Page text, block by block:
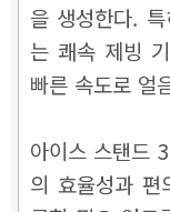
을 생성한다.
는 쾌속 제빙
빠른 속도로 얼
아이스 스탠드
의 효율성과 편